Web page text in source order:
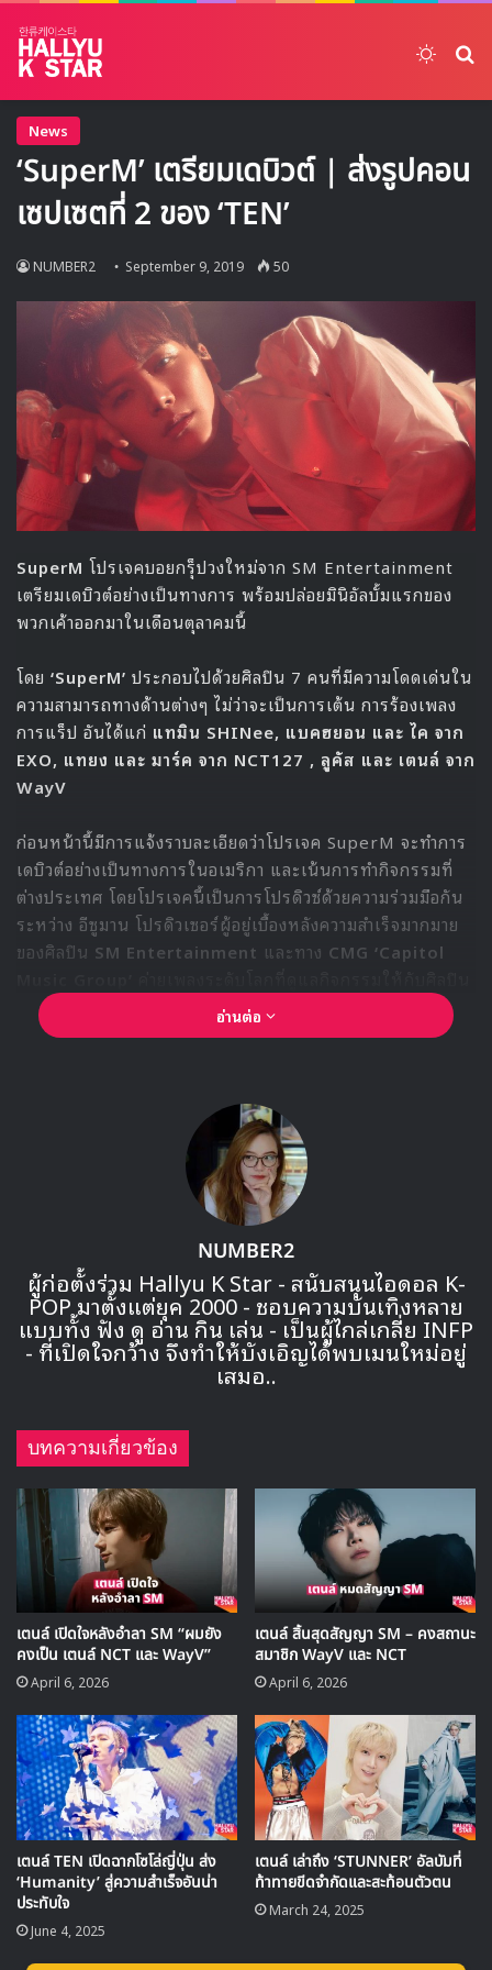
News
‘SuperM’ เตรียมเดบิวต์ | ส่งรูปคอน
เซปเซตที่ 2 ของ ‘TEN’
NUMBER2 September 9, 2019 50
SuperM โปรเจคบอยกรุ็ปวงใหม่จาก SM Entertainment
เตรียมเดบิวต์อย่างเป็นทางการ พร้อมปล่อยมินิอัลบั้มแรกของ
พวกเค้าออกมาในเดือนตุลาคมนี้
โดย ‘SuperM’ ประกอบไปด้วยศิลปิน 7 คนที่มีความโดดเด่นใน
ความสามารถทางด้านต่างๆ ไม่ว่าจะเป็นการเต้น การร้องเพลง
การแร็ป อันได้แก่ แทมิน SHINee, แบคฮยอน และ ไค จาก
EXO, แทยง และ มาร์ค จาก NCT127 , ลูคัส และ เตนล์ จาก
WayV
ก่อนหน้านี้มีการแจ้งราบละเอียดว่าโปรเจค SuperM จะทำการ
เดบิวต์อย่างเป็นทางการในอเมริกา และเน้นการทำกิจกรรมที่
ต่างประเทศ โดยโปรเจคนี้เป็นการโปรดิวซ์ด้วยความร่วมมือกัน
ระหว่าง อีซูมาน โปรดิวเซอร์ผู้อยู่เบื้องหลังความสำเร็จมากมาย
ของศิลปิน SM Entertainment และทาง CMG ‘Capitol
อย่าง เคธี่ เพอร์รี่, แซม สมิท, ทรอย ซีวาน เป็นต้น ซึ่งจะเข้ามา
เป็นผู้ดูแลการทำกิจกรรมโปรโมตของ SuperM ในอเมริกา
🎙GYUBIN ปลื้มเมืองไทยขนาดไหน? ถึงกลับมาถ่าย
▶ คลิกดูสัมภาษณ์พิเศษ
และ SuperM จะปล่อยมินิอัลบั้มแรกของพวกเค้าออกมาทั่วโลก
ในวันที่ 4 ตุลาคมนี้ โดยก่อนที่จะได้ชมผลงานคุณภาพนี้ พวก
เค้าได้ปล่อยทีเซอร์ต่างๆ ออกมาให้ชมกันแล้ว
: อัพเดต 10/09/2019
เดี่ยวเซตที่ 2 ของ‘เตนล์’
อ่านต่อ
NUMBER2
ผู้ก่อตั้งร่วม Hallyu K Star - สนับสนุนไอดอล K-
POP มาตั้งแต่ยุค 2000 - ชอบความบันเทิงหลาย
แบบทั้ง ฟัง ดู อ่าน กิน เล่น - เป็นผู้ไกล่เกลี่ย INFP
- ที่เปิดใจกว้าง จึงทำให้บังเอิญได้พบเมนใหม่อยู่
เสมอ..
บทความเกี่ยวข้อง
เตนล์ เปิดใจหลังอำลา SM “ผมยัง
คงเป็น เตนล์ NCT และ WayV”
April 6, 2026
เตนล์ สิ้นสุดสัญญา SM – คงสถานะ
สมาชิก WayV และ NCT
April 6, 2026
เตนล์ TEN เปิดฉากโซโล่ญี่ปุ่น ส่ง
‘Humanity’ สู่ความสำเร็จอันน่า
ประทับใจ
June 4, 2025
เตนล์ เล่าถึง ‘STUNNER’ อัลบัมที่
ท้าทายขีดจำกัดและสะท้อนตัวตน
March 24, 2025